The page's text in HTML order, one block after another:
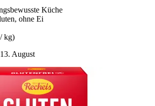
Küche
ohne Ei
kg)
August